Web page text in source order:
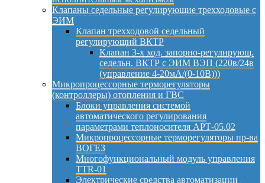
Клапаны седельные регулирующие трехходовые с
ЭИМ
Клапан трехходовой седельный
регулирующий ВКТР
Клапан 3-х ход. запорно-регулирующ.
седельн. ВКТР с ЭИМ ВЭП (220в/24в
(управление 4-20мА/(0-10В)))
Микропроцессорные терморегуляторы
(контроллеры) отопления и ГВС
Блоки управления системой
автоматического регулирования
параметрами теплоносителя АРТ-05.02
Микропроцессорные терморегуляторы пр-ва
ВОГЕЗ
Многофункциональный модуль управления
TTR-01
Электрические средства автоматизации